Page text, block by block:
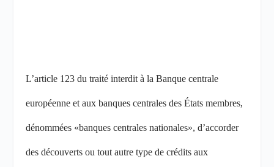
L’article 123 du traité interdit à la Banque centrale
européenne et aux banques centrales des États membres,
dénommées «banques centrales nationales», d’accorder
des découverts ou tout autre type de crédits aux